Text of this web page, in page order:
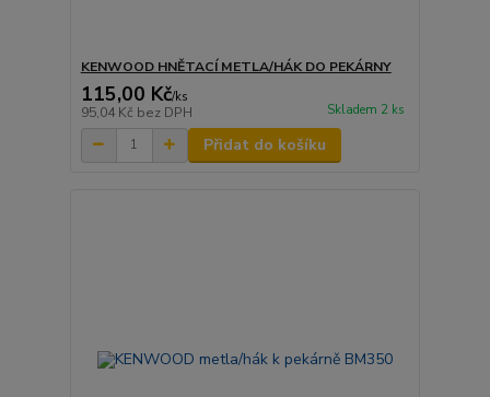
KENWOOD HNĚTACÍ METLA/HÁK DO PEKÁRNY
115,00 Kč/ks
95,04 Kč bez DPH Skladem 2 ks
Přidat do košíku